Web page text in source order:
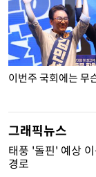
이번주 국회에는 무
그래픽뉴스
태풍 '돌핀' 예상
경로